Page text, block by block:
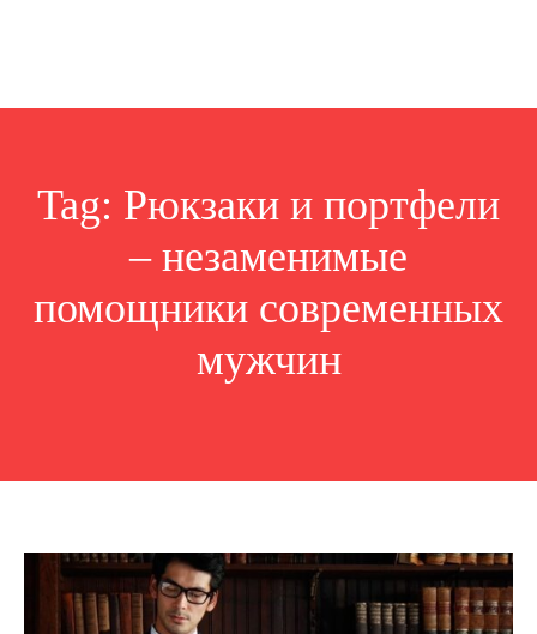
Tag: Рюкзаки и портфели
– незаменимые
помощники современных
мужчин